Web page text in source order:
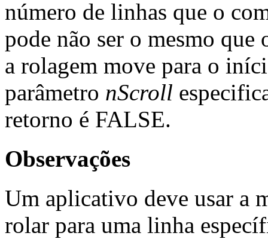
número de linhas que o
pode não ser o mesmo
a rolagem move para o
parâmetro nScroll
retorno é FALSE.
Observações
Um aplicativo deve usar a
rolar para uma linha